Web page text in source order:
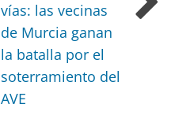
vías: las vecinas
de Murcia ganan
la batalla por el
soterramiento del
AVE